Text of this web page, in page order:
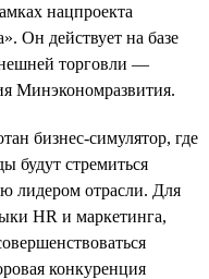
нацпроекта
Он действует на базе
торговли —
Минэкономразвития.
бизнес-симулятор, где
будут стремиться
лидером отрасли. Для
HR и маркетинга,
конкуренция